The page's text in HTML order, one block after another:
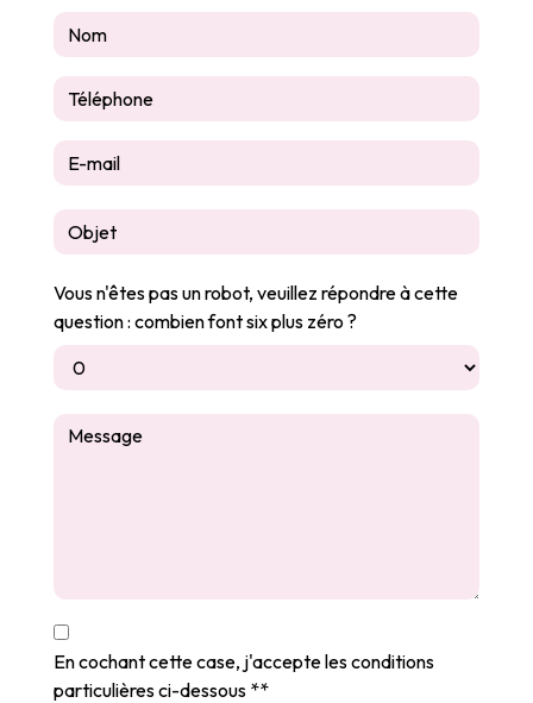
Vous n'êtes pas un robot, veuillez répondre à cette
question : combien font six plus zéro ?
En cochant cette case, j'accepte les conditions
particulières ci-dessous **